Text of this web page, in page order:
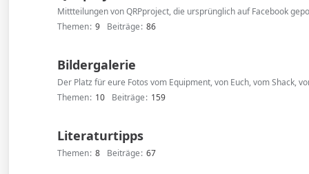
Mittteilungen von QRPproject, die ursprünglich auf Facebook
Themen 9 Beiträge 86
Bildergalerie
Der Platz für eure Fotos vom Equipment, von Euch, vom Shack,
Themen 10 Beiträge 159
Literaturtipps
Themen 8 Beiträge 67